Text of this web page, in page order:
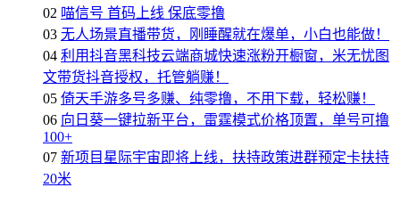
02 喵信号 首码上线 保底零撸
03 无人场景直播带货，刚睡醒就在爆单，小白也能做！
04 利用抖音黑科技云端商城快速涨粉开橱窗，米无忧图
文带货抖音授权，托管躺赚！
05 倚天手游多号多赚、纯零撸，不用下载，轻松赚！
06 向日葵一键拉新平台，雷霆模式价格顶置，单号可撸
100+
07 新项目星际宇宙即将上线，扶持政策进群预定卡扶持
20米